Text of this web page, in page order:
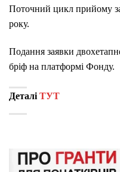
Поточний цикл прийому
року.
Подання заявки
бріф на платформі Фонду.
Деталі ТУТ